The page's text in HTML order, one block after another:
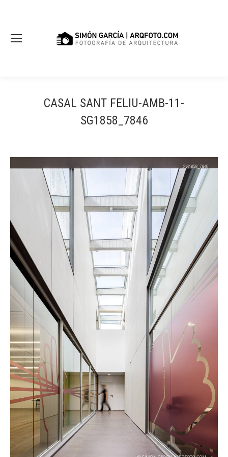
CASAL SANT FELIU-AMB-11-
SG1858_7846